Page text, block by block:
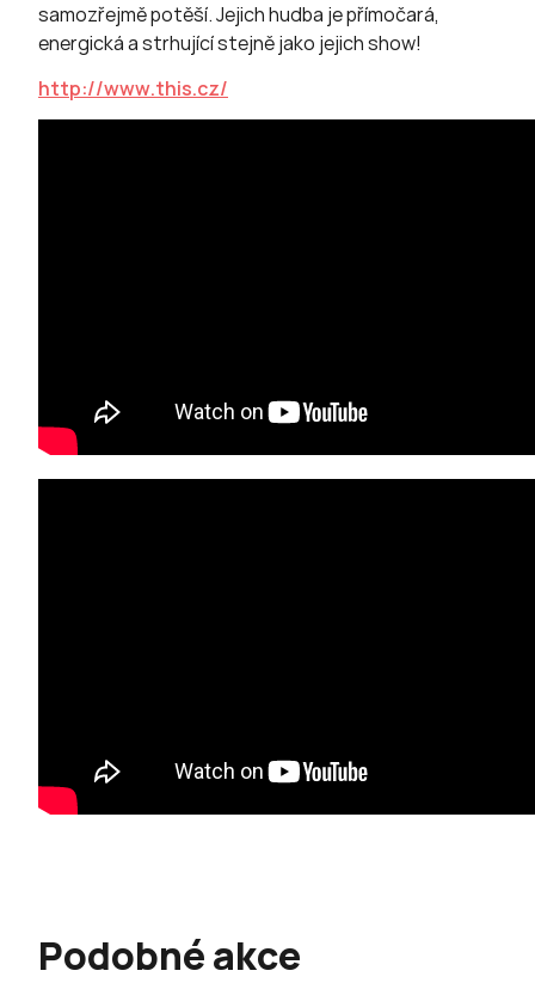
samozřejmě potěší. Jejich hudba je přímočará,
energická a strhující stejně jako jejich show!
http://www.this.cz/
Podobné akce